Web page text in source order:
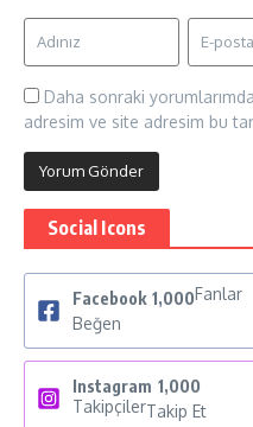
Daha sonraki
adresim ve site adresim bu
Social Icons
Facebook 1,000Fanlar
Beğen
Instagram 1,000
TakipçilerTakip Et